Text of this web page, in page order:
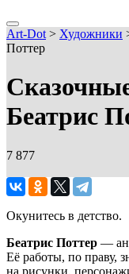
Art-Dot > Художники
Поттер
Беатрис
7 877
Окунитесь в детство.
Беатрис Поттер —
Её работы, по праву,
на рисунки,